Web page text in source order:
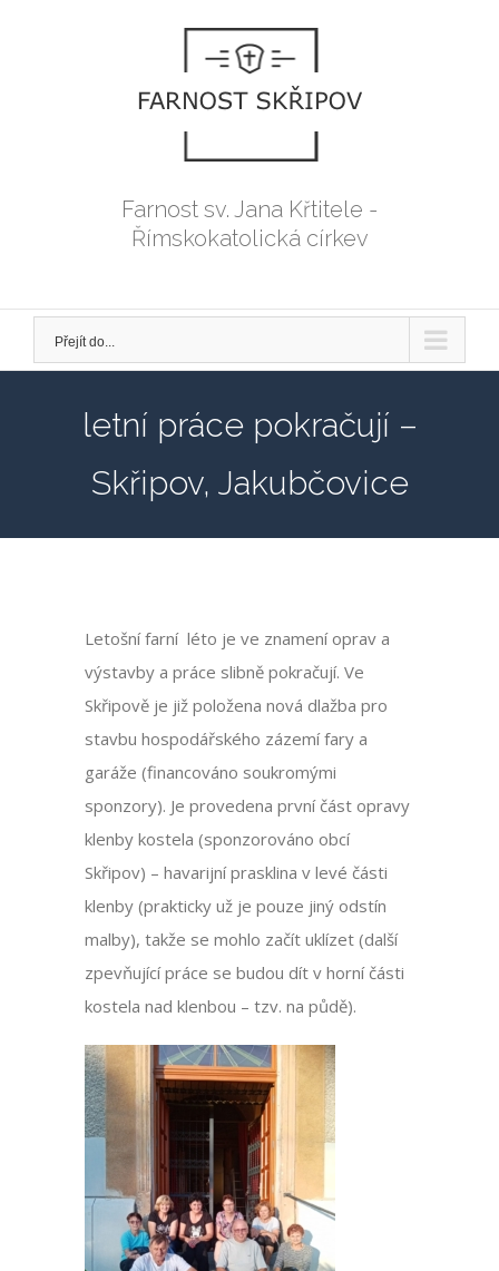
Farnost sv. Jana Křtitele -
Římskokatolická církev
Přejít do...
letní práce pokračují –
Skřipov, Jakubčovice
Letošní farní léto je ve znamení oprav a
výstavby a práce slibně pokračují. Ve
Skřipově je již položena nová dlažba pro
stavbu hospodářského zázemí fary a
garáže (financováno soukromými
sponzory). Je provedena první část opravy
klenby kostela (sponzorováno obcí
Skřipov) – havarijní prasklina v levé části
klenby (prakticky už je pouze jiný odstín
malby), takže se mohlo začít uklízet (další
zpevňující práce se budou dít v horní části
kostela nad klenbou – tzv. na půdě).